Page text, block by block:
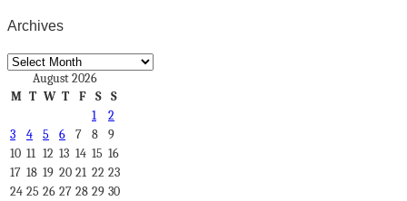
Archives
Archives
August 2026
M T W T F S
S
1
2
3
4 5 6 7 8
9
10 11 12 13 14 15 16
17 18 19 20 21 22 23
24 25 26 27 28 29 30